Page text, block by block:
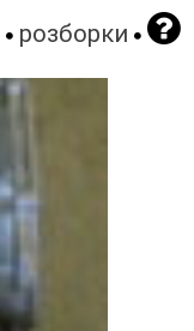
розборки